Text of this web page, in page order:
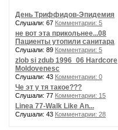
День Триффидов-Эпидемия
Слушали: 67 Комментарии: 5
не вот эта прикольнее...08
Пациенты утопили санитара
Слушали: 89 Комментарии: 5
zlob si zdub 1996_06 Hardcore
Moldovenesc
Слушали: 43 Комментарии: 0
Че эт у тя такое???
Слушали: 77 Комментарии: 15
Linea 77-Walk Like An...
Слушали: 43 Комментарии: 28